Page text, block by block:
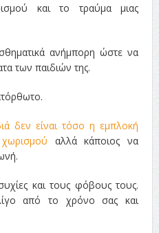
και το τραύμα μιας
ανήμπορη ώστε να
των παιδιών της.
δεν είναι τόσο η εμπλοκή
αλλά κάποιος να
και τους φόβους τους.
από το χρόνο σας και